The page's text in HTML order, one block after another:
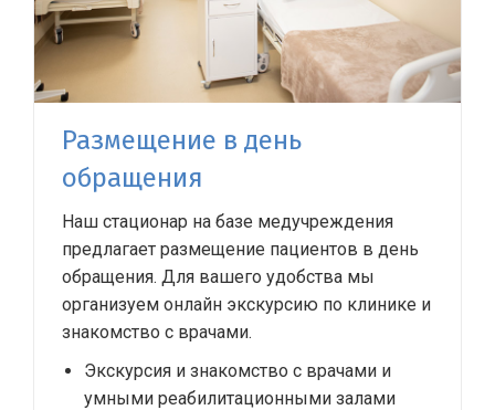
Размещение в день
обращения
Наш стационар на базе медучреждения
предлагает размещение пациентов в день
обращения. Для вашего удобства мы
организуем онлайн экскурсию по клинике и
знакомство с врачами.
Экскурсия и знакомство с врачами и
умными реабилитационными залами